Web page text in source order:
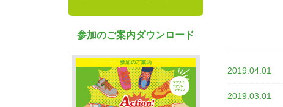
2019.04.01
2019.03.01
参加のご案内ダウンロード